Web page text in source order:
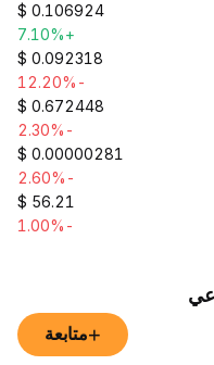
$ 0.106924
+7.10%
$ 0.092318
-12.20%
$ 0.672448
-2.30%
$ 0.00000281
-2.60%
$ 56.21
-1.00%
+متابعة